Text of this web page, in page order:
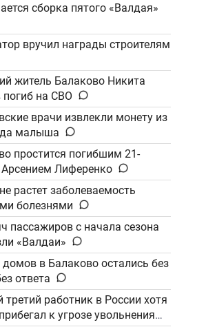
сборка пятого «Валдая»
вручил награды строителям
житель Балаково Никита
на СВО
врачи извлекли монету из
малыша
простится погибшим 21-
Лиференко
растет заболеваемость
болезнями
пассажиров с начала сезона
«Валдаи»
в Балаково остались без
ответа
работник в России хотя
к угрозе увольнения